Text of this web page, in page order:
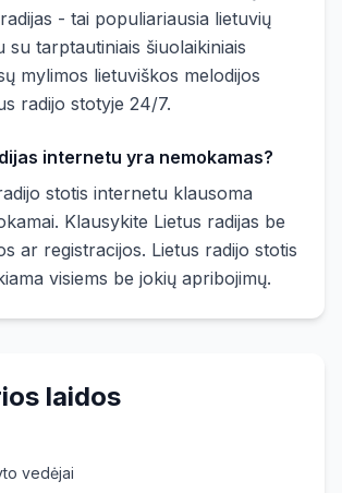
- tai populiariausia lietuvių
su tarptautiniais šiuolaikiniais
mylimos lietuviškos melodijos
radijo stotyje 24/7.
internetu yra nemokamas?
stotis internetu klausoma
Klausykite Lietus radijas be
ar registracijos. Lietus radijo stotis
visiems be jokių apribojimų.
laidos
vedėjai